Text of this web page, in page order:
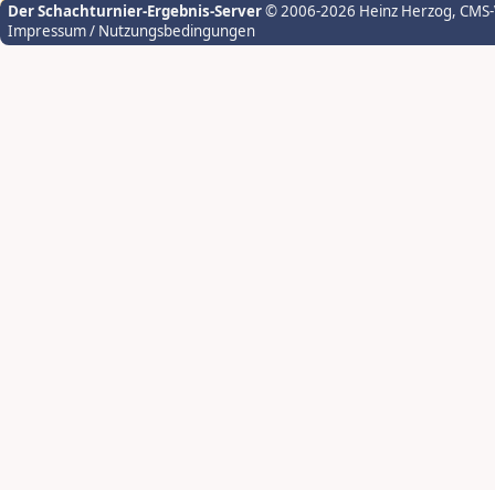
Der Schachturnier-Ergebnis-Server© 2006-2026 Heinz Herzog,
Impressum / Nutzungsbedingungen